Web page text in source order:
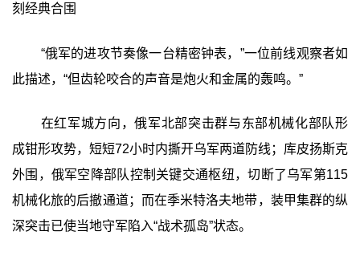
刻经典合围
“俄军的进攻节奏像一台精密钟表，”一位前线观察者如
此描述，“但齿轮咬合的声音是炮火和金属的轰鸣。”
在红军城方向，俄军北部突击群与东部机械化部队形
成钳形攻势，短短72小时内撕开乌军两道防线；库皮扬斯克
外围，俄军空降部队控制关键交通枢纽，切断了乌军第115
机械化旅的后撤通道；而在季米特洛夫地带，装甲集群的纵
深突击已使当地守军陷入“战术孤岛”状态。